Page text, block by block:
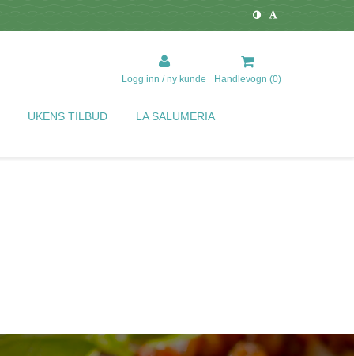
Logg inn / ny kunde Handlevogn (0)
UKENS TILBUD
LA SALUMERIA